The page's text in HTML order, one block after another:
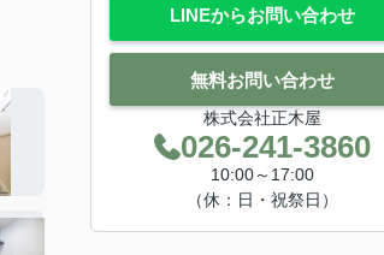
LINEからお問い合わせ
無料お問い合わせ
株式会社正木屋
026-241-3860
10:00～17:00
（休：日・祝祭日）